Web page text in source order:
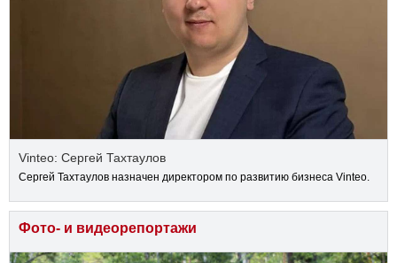
Vinteo: Сергей Тахтаулов
Сергей Тахтаулов назначен директором по развитию бизнеса Vinteo.
Фото- и видеорепортажи